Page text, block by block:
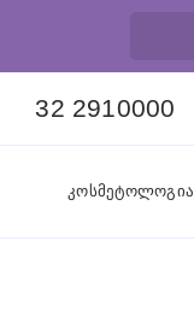
32 2910000
კოსმეტოლოგია